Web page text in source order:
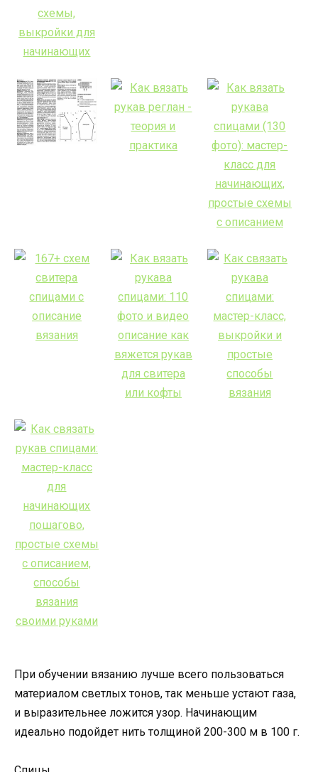
При обучении вязанию лучше всего пользоваться
материалом светлых тонов, так меньше устают газа,
и выразительнее ложится узор. Начинающим
идеально подойдет нить толщиной 200-300 м в 100 г.